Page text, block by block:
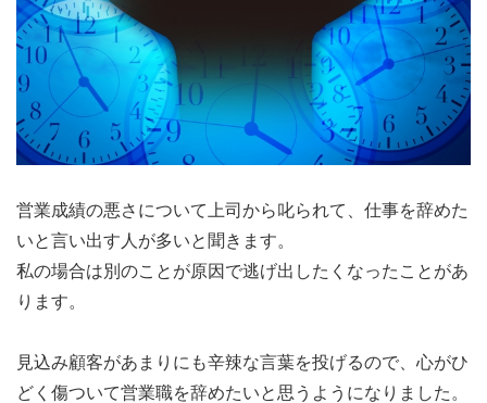
営業成績の悪さについて上司から叱られて、仕事を辞めた
いと言い出す人が多いと聞きます。
私の場合は別のことが原因で逃げ出したくなったことがあ
ります。
見込み顧客があまりにも辛辣な言葉を投げるので、心がひ
どく傷ついて営業職を辞めたいと思うようになりました。